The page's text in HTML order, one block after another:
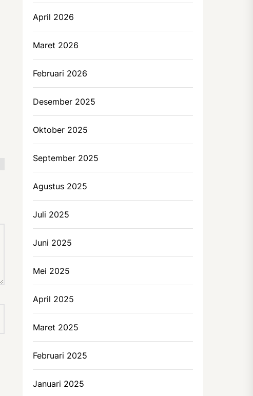
April 2026
Maret 2026
Februari 2026
Desember 2025
Oktober 2025
September 2025
Agustus 2025
Juli 2025
Juni 2025
Mei 2025
April 2025
Maret 2025
Februari 2025
Januari 2025